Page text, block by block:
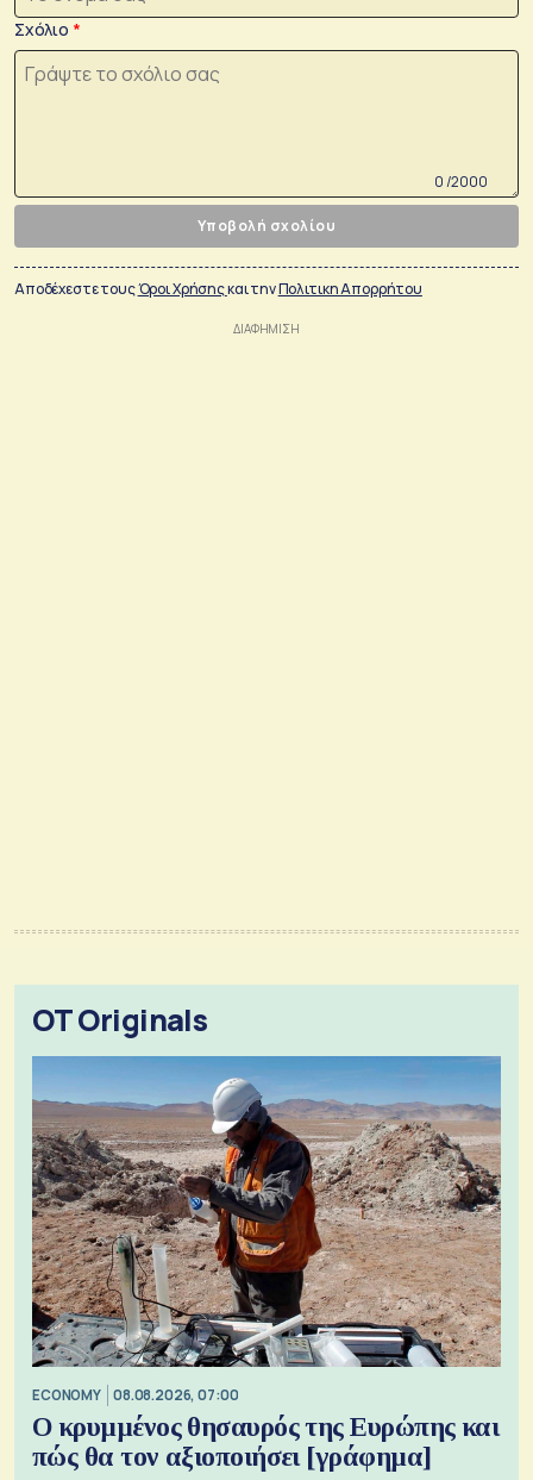
Σχόλιο
0 /2000
Υποβολή σχολίου
Αποδέχεστε τουςΌροι Χρήσηςκαι τηνΠολιτικη Απορρήτου
OT Originals
ECONOMY 08.08.2026, 07:00
Ο κρυμμένος θησαυρός της Ευρώπης και
πώς θα τον αξιοποιήσει [γράφημα]